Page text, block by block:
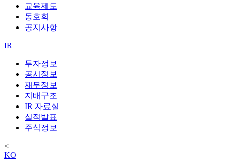
교육제도
동호회
공지사항
IR
투자정보
공시정보
재무정보
지배구조
IR 자료실
실적발표
주식정보
<
KO